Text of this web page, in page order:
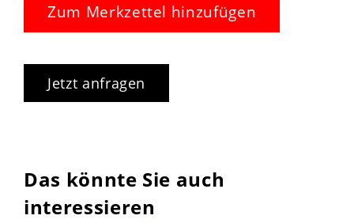
Zum Merkzettel hinzufügen
Jetzt anfragen
Das könnte Sie auch
interessieren